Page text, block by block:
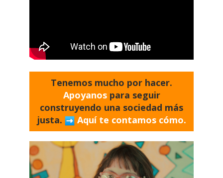
Tenemos mucho por hacer.
Apoyanos para seguir
construyendo una sociedad más
justa.
Aquí te contamos cómo.